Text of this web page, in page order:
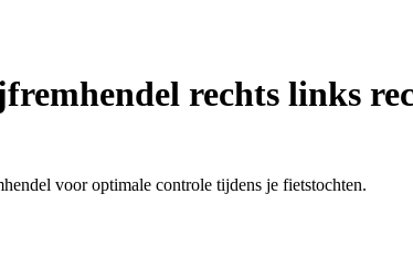
rechts links
voor optimale controle tijdens je fietstochten.